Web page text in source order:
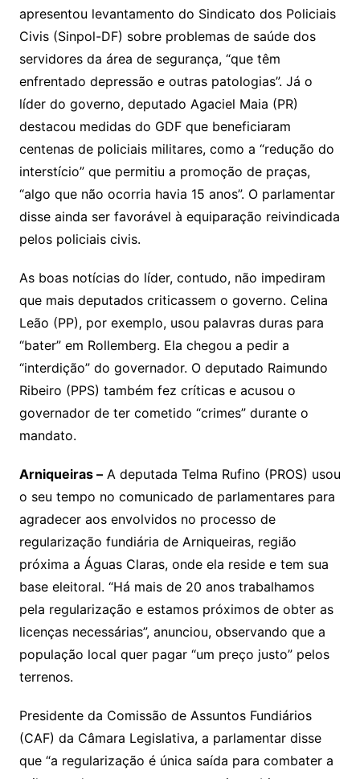
apresentou levantamento do Sindicato dos Policiais
Civis (Sinpol-DF) sobre problemas de saúde dos
servidores da área de segurança, “que têm
enfrentado depressão e outras patologias”. Já o
líder do governo, deputado Agaciel Maia (PR)
destacou medidas do GDF que beneficiaram
centenas de policiais militares, como a “redução do
interstício” que permitiu a promoção de praças,
“algo que não ocorria havia 15 anos”. O parlamentar
disse ainda ser favorável à equiparação reivindicada
pelos policiais civis.
As boas notícias do líder, contudo, não impediram
que mais deputados criticassem o governo. Celina
Leão (PP), por exemplo, usou palavras duras para
“bater” em Rollemberg. Ela chegou a pedir a
“interdição” do governador. O deputado Raimundo
Ribeiro (PPS) também fez críticas e acusou o
governador de ter cometido “crimes” durante o
mandato.
Arniqueiras –A deputada Telma Rufino (PROS) usou
o seu tempo no comunicado de parlamentares para
agradecer aos envolvidos no processo de
regularização fundiária de Arniqueiras, região
próxima a Águas Claras, onde ela reside e tem sua
base eleitoral. “Há mais de 20 anos trabalhamos
pela regularização e estamos próximos de obter as
licenças necessárias”, anunciou, observando que a
população local quer pagar “um preço justo” pelos
terrenos.
Presidente da Comissão de Assuntos Fundiários
(CAF) da Câmara Legislativa, a parlamentar disse
que “a regularização é única saída para combater a